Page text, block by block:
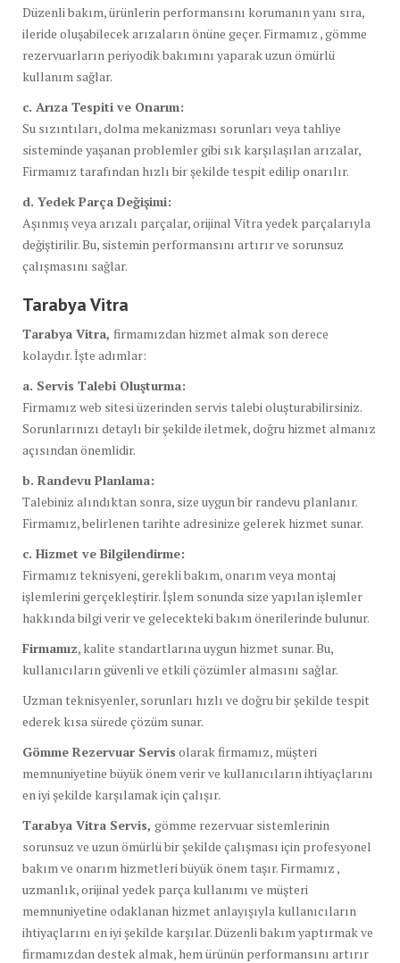
Düzenli bakım, ürünlerin performansını korumanın yanı sıra,
ileride oluşabilecek arızaların önüne geçer. Firmamız , gömme
rezervuarların periyodik bakımını yaparak uzun ömürlü
kullanım sağlar.
c. Arıza Tespiti ve Onarım:
Su sızıntıları, dolma mekanizması sorunları veya tahliye
sisteminde yaşanan problemler gibi sık karşılaşılan arızalar,
Firmamız tarafından hızlı bir şekilde tespit edilip onarılır.
d. Yedek Parça Değişimi:
Aşınmış veya arızalı parçalar, orijinal Vitra yedek parçalarıyla
değiştirilir. Bu, sistemin performansını artırır ve sorunsuz
çalışmasını sağlar.
Tarabya Vitra
Tarabya Vitra, firmamızdan hizmet almak son derece
kolaydır. İşte adımlar:
a. Servis Talebi Oluşturma:
Firmamız web sitesi üzerinden servis talebi oluşturabilirsiniz.
Sorunlarınızı detaylı bir şekilde iletmek, doğru hizmet almanız
açısından önemlidir.
b. Randevu Planlama:
Talebiniz alındıktan sonra, size uygun bir randevu planlanır.
Firmamız, belirlenen tarihte adresinize gelerek hizmet sunar.
c. Hizmet ve Bilgilendirme:
Firmamız teknisyeni, gerekli bakım, onarım veya montaj
işlemlerini gerçekleştirir. İşlem sonunda size yapılan işlemler
hakkında bilgi verir ve gelecekteki bakım önerilerinde bulunur.
Firmamız, kalite standartlarına uygun hizmet sunar. Bu,
kullanıcıların güvenli ve etkili çözümler almasını sağlar.
Uzman teknisyenler, sorunları hızlı ve doğru bir şekilde tespit
ederek kısa sürede çözüm sunar.
Gömme Rezervuar Servis olarak firmamız, müşteri
memnuniyetine büyük önem verir ve kullanıcıların ihtiyaçlarını
en iyi şekilde karşılamak için çalışır.
Tarabya Vitra Servis, gömme rezervuar sistemlerinin
sorunsuz ve uzun ömürlü bir şekilde çalışması için profesyonel
bakım ve onarım hizmetleri büyük önem taşır. Firmamız ,
uzmanlık, orijinal yedek parça kullanımı ve müşteri
memnuniyetine odaklanan hizmet anlayışıyla kullanıcıların
ihtiyaçlarını en iyi şekilde karşılar. Düzenli bakım yaptırmak ve
firmamızdan destek almak, hem ürünün performansını artırır